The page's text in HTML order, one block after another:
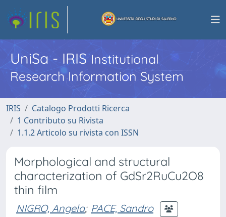
UniSa - IRISInstitutional
Research Information System
IRIS
Catalogo Prodotti Ricerca
1 Contributo su Rivista
1.1.2 Articolo su rivista con ISSN
Morphological and structural
characterization of GdSr2RuCu2O8
thin film
NIGRO, Angela; PACE, Sandro